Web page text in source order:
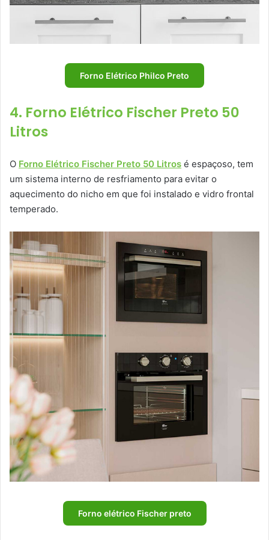
Forno Elétrico Philco Preto
4. Forno Elétrico Fischer Preto 50
Litros
O Forno Elétrico Fischer Preto 50 Litros é espaçoso, tem
um sistema interno de resfriamento para evitar o
aquecimento do nicho em que foi instalado e vidro frontal
temperado.
Forno elétrico Fischer preto